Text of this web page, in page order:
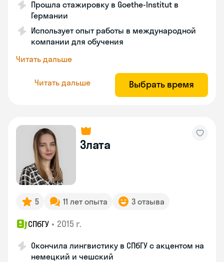
Прошла стажировку в Goethe-Institut в
Германии
Использует опыт работы в международной
компании для обучения
Читать дальше
Читать дальше Выбрать время
Злата
5 11 лет опыта 3 отзыва
СПбГУ • 2015 г.
Окончила лингвистику в СПбГУ с акцентом на
немецкий и чешский